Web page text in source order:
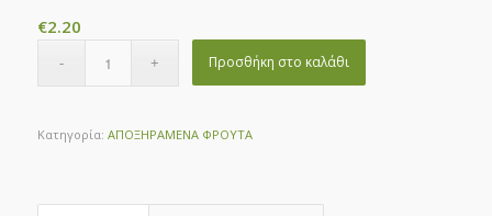
€2.20
Προσθήκη στο καλάθι
Κατηγορία: ΑΠΟΞΗΡΑΜΕΝΑ ΦΡΟΥΤΑ